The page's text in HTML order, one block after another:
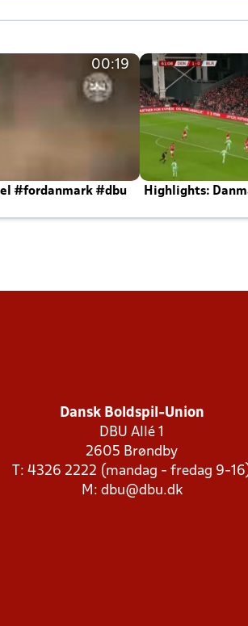
00:19
#fordanmark #dbu
Highlights:
Dansk Boldspil-Union
DBU Allé 1
2605 Brøndby
T: 4326 2222 (mandag - fredag 9-
M: dbu@dbu.dk